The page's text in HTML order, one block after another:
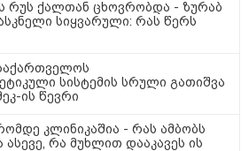
სამღვდელოებასთან
ლანა ლატარიას სახლში და
საოხად პანაშვიდი
რუს ქალთან ცხოვრობდა - ზურაბ
სიყვარული: რას წერს
სისტემის სრული გათიშვა
ის წევრი
კლინიკაშია - რას ამბობს
ასევე, რა მუხლით დააკავეს ის